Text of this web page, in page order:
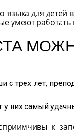
языка для
умеют работать
с трех лет,
у них самый
к